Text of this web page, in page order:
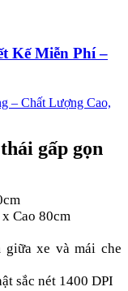
Kế Miễn Phí –
gấp gọn
Cao 80cm
giữa xe và mái che
sắc nét 1400 DPI